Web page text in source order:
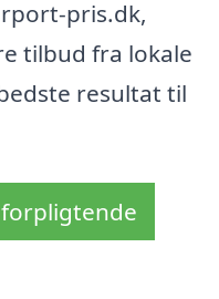
pris.dk,
tilbud fra lokale
resultat til